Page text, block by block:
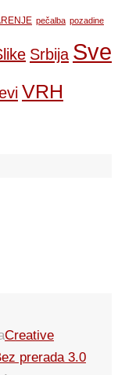
pečalba pozadine
Srbija Sve
VRH
Creative
prerada 3.0